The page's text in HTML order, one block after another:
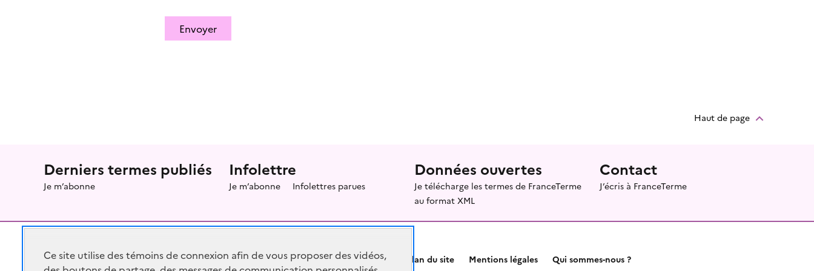
Envoyer
Haut de page
Menu prefooter
Derniers termes publiés
Je m’abonne
Infolettre
Je m’abonne Infolettres parues
Données ouvertes
Je télécharge les termes de FranceTerme
au format XML
Contact
J’écris à FranceTerme
Plan du site Mentions légales Qui sommes-nous ?
Ce site utilise des témoins de connexion afin de vous proposer des vidéos,